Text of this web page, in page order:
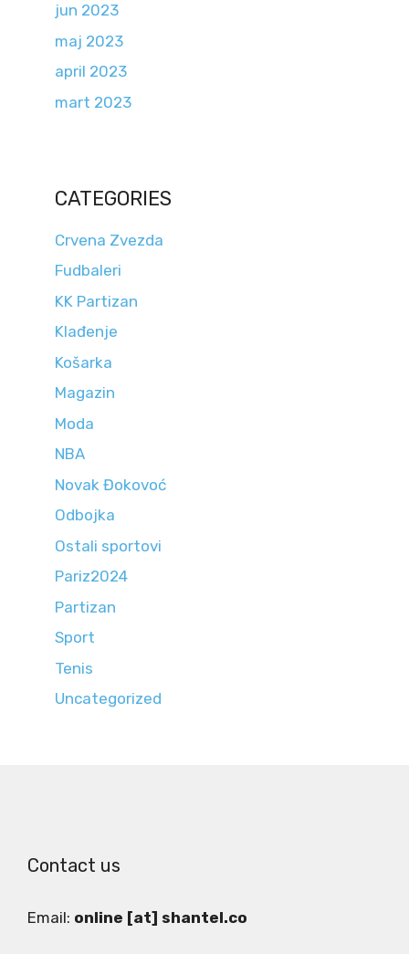
jun 2023
maj 2023
april 2023
mart 2023
CATEGORIES
Crvena Zvezda
Fudbaleri
KK Partizan
Klađenje
Košarka
Magazin
Moda
NBA
Novak Đokovoć
Odbojka
Ostali sportovi
Pariz2024
Partizan
Sport
Tenis
Uncategorized
Contact us
Email: online [at] shantel.co